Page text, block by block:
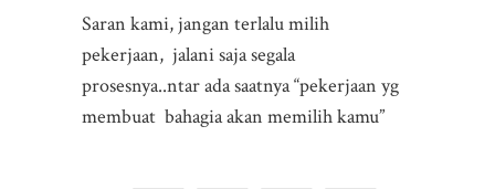
Saran kami, jangan terlalu milih
pekerjaan, jalani saja segala
prosesnya..ntar ada saatnya “pekerjaan yg
membuat bahagia akan memilih kamu”